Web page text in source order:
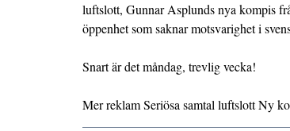
luftslott, Gunnar Asplunds nya kompis
öppenhet som saknar motsvarighet i
Snart är det måndag, trevlig vecka!
Mer reklamSeriösa samtalluftslottNy